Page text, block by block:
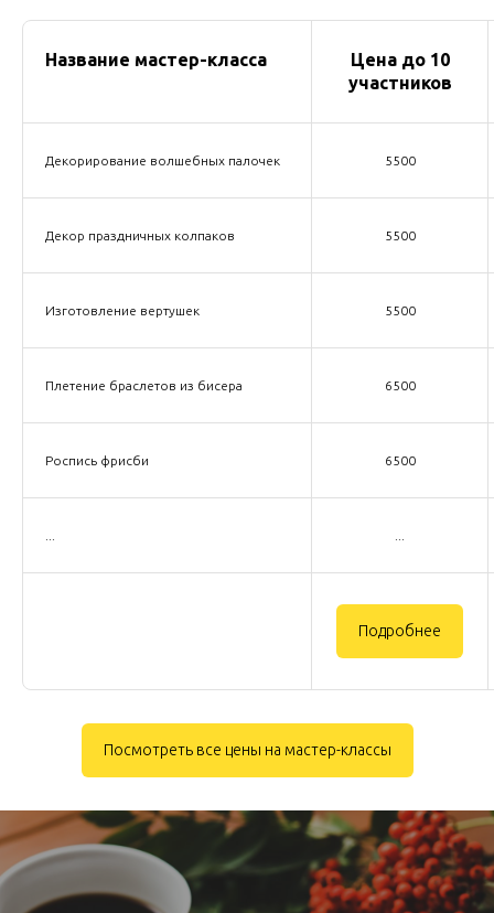
Название мастер-класса
Цена до 10
участников
Декорирование волшебных палочек 5500
Декор праздничных колпаков 5500
Изготовление вертушек 5500
Плетение браслетов из бисера 6500
Роспись фрисби 6500
Подробнее
Посмотреть все цены на мастер-классы